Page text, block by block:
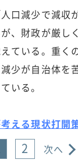
口減少で減収
、財政が厳し
ている。重く
少が自治体を
いる。
考える現状打開
2 次へ